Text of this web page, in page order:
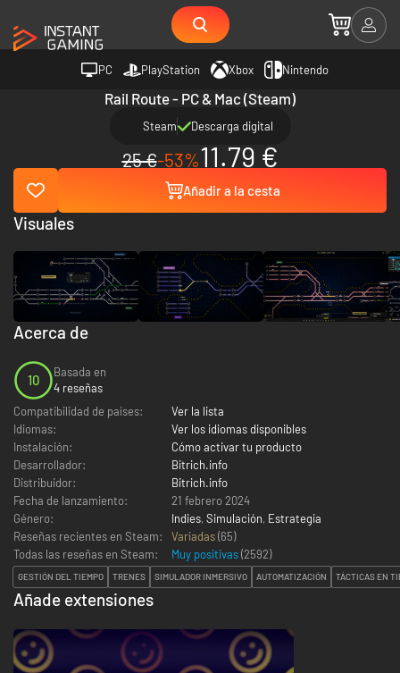
PC PlayStation Xbox Nintendo
Rail Route - PC & Mac (Steam)
Steam Descarga digital
25 €-53%11.79 €
Añadir a la cesta
Acerca de
10
Basada en
4 reseñas
Compatibilidad de países:
Ver la lista
Idiomas:
Ver los idiomas disponibles
Instalación:
Cómo activar tu producto
Desarrollador:
Bitrich.info
Distribuidor:
Bitrich.info
Fecha de lanzamiento:
21 febrero 2024
Género:
Indies, Simulación, Estrategia
Reseñas recientes en Steam:
Variadas(65)
Todas las reseñas en Steam:
Muy positivas(2592)
GESTIÓN DEL TIEMPO TRENES SIMULADOR INMERSIVO AUTOMATIZACIÓN TÁCTICAS EN
Añade extensiones
Visuales